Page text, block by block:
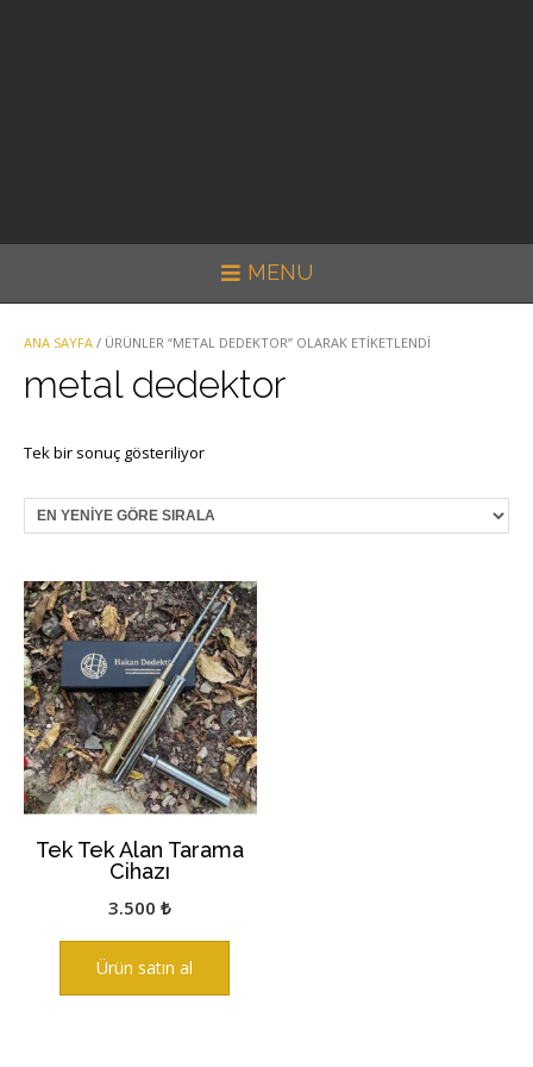
MENU
ANA SAYFA / ÜRÜNLER “METAL DEDEKTOR” OLARAK ETIKETLENDI
metal dedektor
Tek bir sonuç gösteriliyor
Tek Tek Alan Tarama
Cihazı
3.500₺
Ürün satın al